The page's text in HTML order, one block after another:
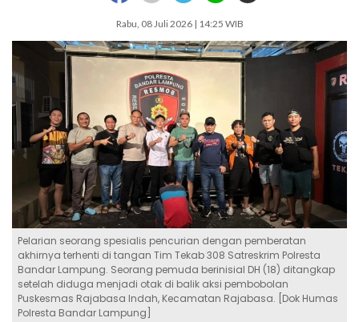
Rabu, 08 Juli 2026 | 14:25 WIB
Pelarian seorang spesialis pencurian dengan pemberatan
akhirnya terhenti di tangan Tim Tekab 308 Satreskrim Polresta
Bandar Lampung. Seorang pemuda berinisial DH (18) ditangkap
setelah diduga menjadi otak di balik aksi pembobolan
Puskesmas Rajabasa Indah, Kecamatan Rajabasa. [Dok Humas
Polresta Bandar Lampung]